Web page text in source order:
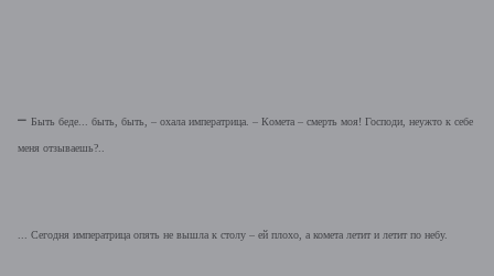
– Быть беде... быть, быть, – охала императрица. – Комета – смерть моя! Господи, неужто к себе
меня отзываешь?..
... Сегодня императрица опять не вышла к столу – ей плохо, а комета летит и летит по небу.